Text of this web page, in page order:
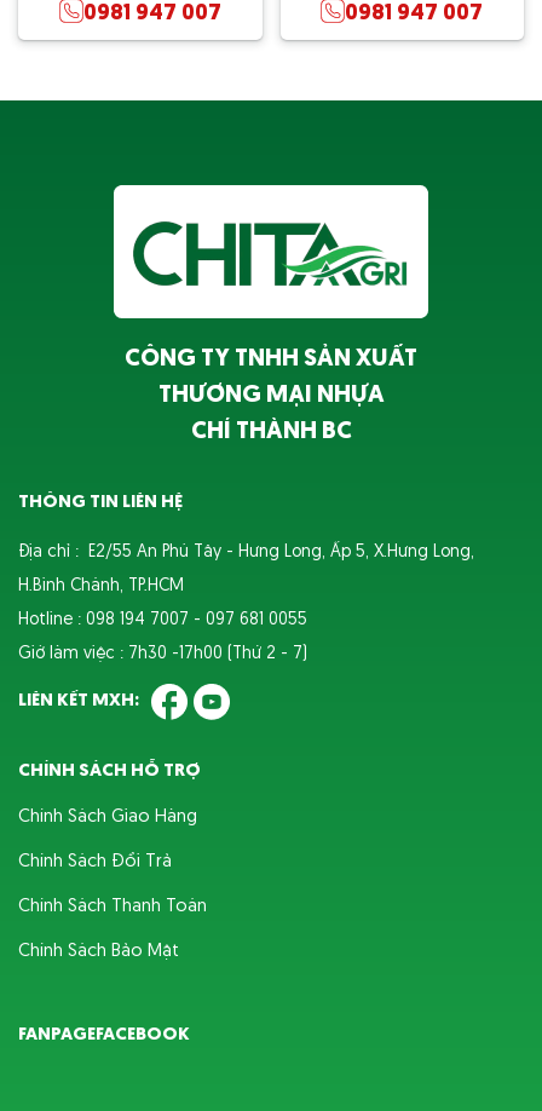
0981 947 007 0981 947 007
CÔNG TY TNHH SẢN XUẤT
THƯƠNG MẠI NHỰA
CHÍ THÀNH BC
THÔNG TIN LIÊN HỆ
Địa chỉ : E2/55 An Phú Tây - Hưng Long, Ấp 5, X.Hưng Long,
H.Bình Chánh, TP.HCM
Hotline : 098 194 7007 - 097 681 0055
Giờ làm việc : 7h30 -17h00 (Thứ 2 - 7)
LIÊN KẾT MXH:
CHÍNH SÁCH HỖ TRỢ
Chính Sách Giao Hàng
Chính Sách Đổi Trả
Chính Sách Thanh Toán
Chính Sách Bảo Mật
FANPAGEFACEBOOK